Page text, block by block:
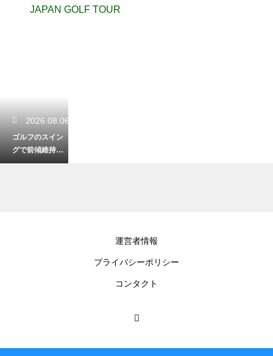
JAPAN GOLF TOUR
2026.08.06
ゴルフのスイン
グで前傾維持が
できない理由！
運営者情報
プライバシーポリシー
コンタクト